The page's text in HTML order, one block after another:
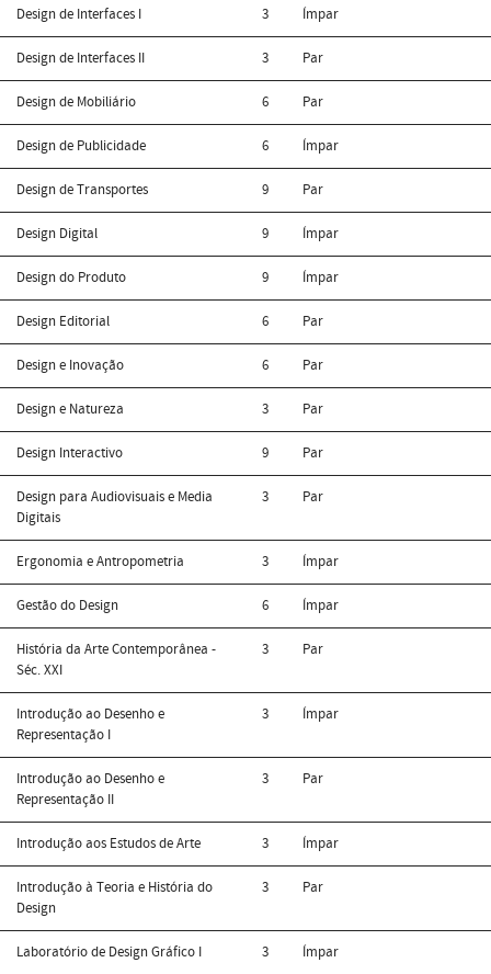
Design de Interfaces I 3 Ímpar
Design de Interfaces II 3 Par
Design de Mobiliário 6 Par
Design de Publicidade 6 Ímpar
Design de Transportes 9 Par
Design Digital 9 Ímpar
Design do Produto 9 Ímpar
Design Editorial 6 Par
Design e Inovação 6 Par
Design e Natureza 3 Par
Design Interactivo 9 Par
Design para Audiovisuais e Media
Digitais
3 Par
Ergonomia e Antropometria 3 Ímpar
Gestão do Design 6 Ímpar
História da Arte Contemporânea -
Séc. XXI
3 Par
Introdução ao Desenho e
Representação I
3 Ímpar
Introdução ao Desenho e
Representação II
3 Par
Introdução aos Estudos de Arte 3 Ímpar
Introdução à Teoria e História do
Design
3 Par
Laboratório de Design Gráfico I 3 Ímpar